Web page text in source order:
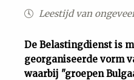
Uit
Feiten
Leestijd van
De Belastingdienst is
georganiseerde vorm
waarbij "groepen